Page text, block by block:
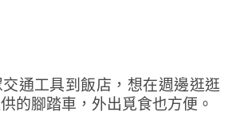
通工具到飯店，想在週邊逛逛
的腳踏車，外出覓食也方便。